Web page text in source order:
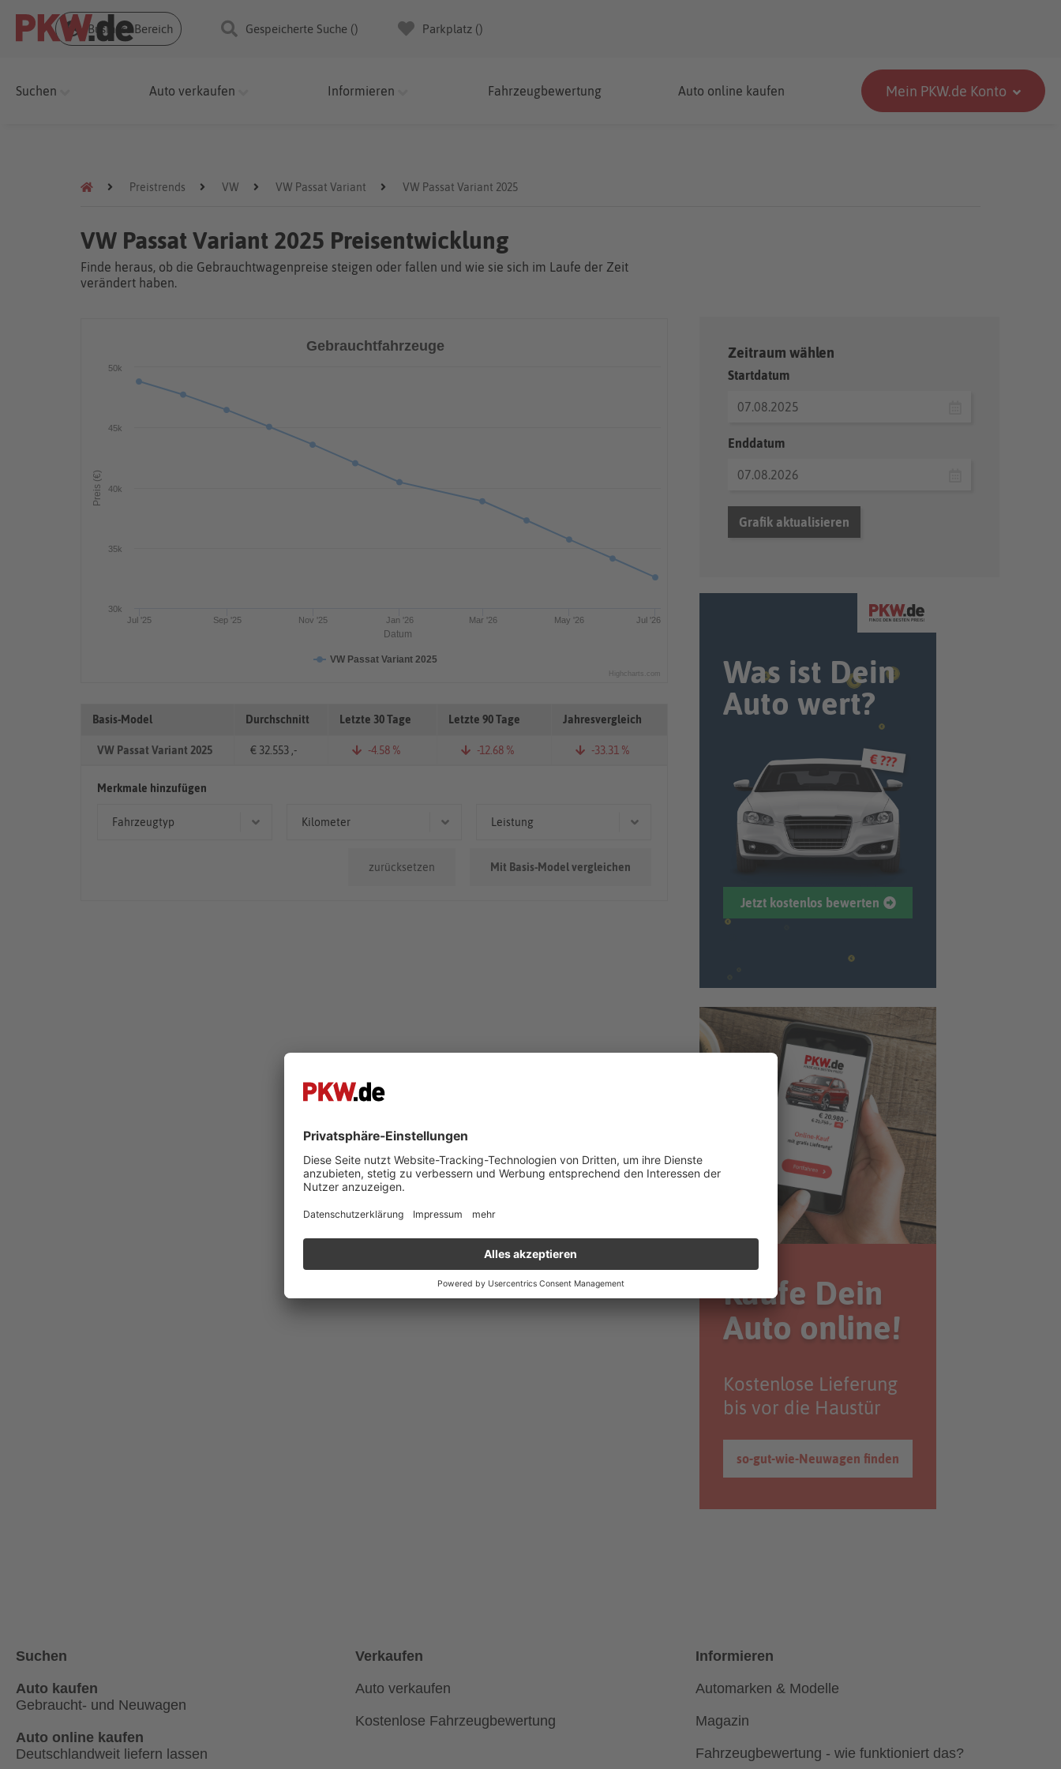
Business Bereich Gespeicherte Suche () Parkplatz ()
Suchen Auto verkaufen Informieren Fahrzeugbewertung Auto online kaufen Mein PKW.de Konto
Preistrends VW VW Passat Variant VW Passat Variant 2025
VW Passat Variant 2025 Preisentwicklung
Finde heraus, ob die Gebrauchtwagenpreise steigen oder fallen und wie sie sich im Laufe der Zeit
verändert haben.
Datum
Preis (€)
Gebrauchtfahrzeuge
VW Passat Variant 2025
Jul '25 Sep '25 Nov '25 Jan '26 Mar '26 May '26 Jul '26
30k
35k
40k
45k
50k
Highcharts.com
Basis-Model Durchschnitt Letzte 30 Tage Letzte 90 Tage Jahresvergleich
VW Passat Variant 2025 € 32.553 ,- -4.58 % -12.68 % -33.31 %
Merkmale hinzufügen
Fahrzeugtyp Kilometer Leistung
zurücksetzen Mit Basis-Model vergleichen
Zeitraum wählen
Startdatum
Enddatum
Grafik aktualisieren
Was ist Dein
Auto wert?
€ ???
Jetzt kostenlos bewerten
Kaufe Dein
Auto online!
Kostenlose Lieferung
bis vor die Haustür
so-gut-wie-Neuwagen finden
Suchen
Auto kaufen
Gebraucht- und Neuwagen
Auto online kaufen
Deutschlandweit liefern lassen
Verkaufen
Auto verkaufen
Kostenlose Fahrzeugbewertung
Informieren
Automarken & Modelle
Magazin
Fahrzeugbewertung - wie funktioniert das?